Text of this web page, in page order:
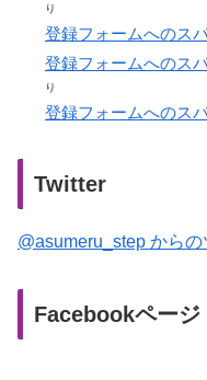
り
登録フォームへのス
登録フォームへのス
り
登録フォームへのス
Twitter
@asumeru_step からの
Facebookページ